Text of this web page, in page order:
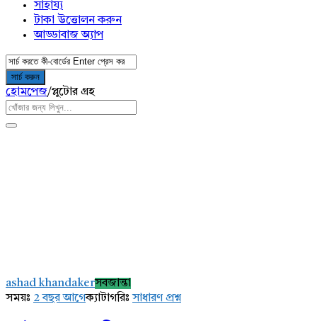
সাহায্য
টাকা উত্তোলন করুন
আড্ডাবাজ অ্যাপ
হোমপেজ/প্লুটোর গ্রহ
Latest
প্রশ্ন
ashad khandakerসবজান্তা
সময়ঃ 2 বছর আগেক্যাটাগরিঃসাধারণ প্রশ্ন